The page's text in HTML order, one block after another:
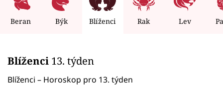
Celebrity
Seriály
Beran Býk Blíženci Rak Lev
Blíženci 13. týden
Blíženci – Horoskop pro 13. týden